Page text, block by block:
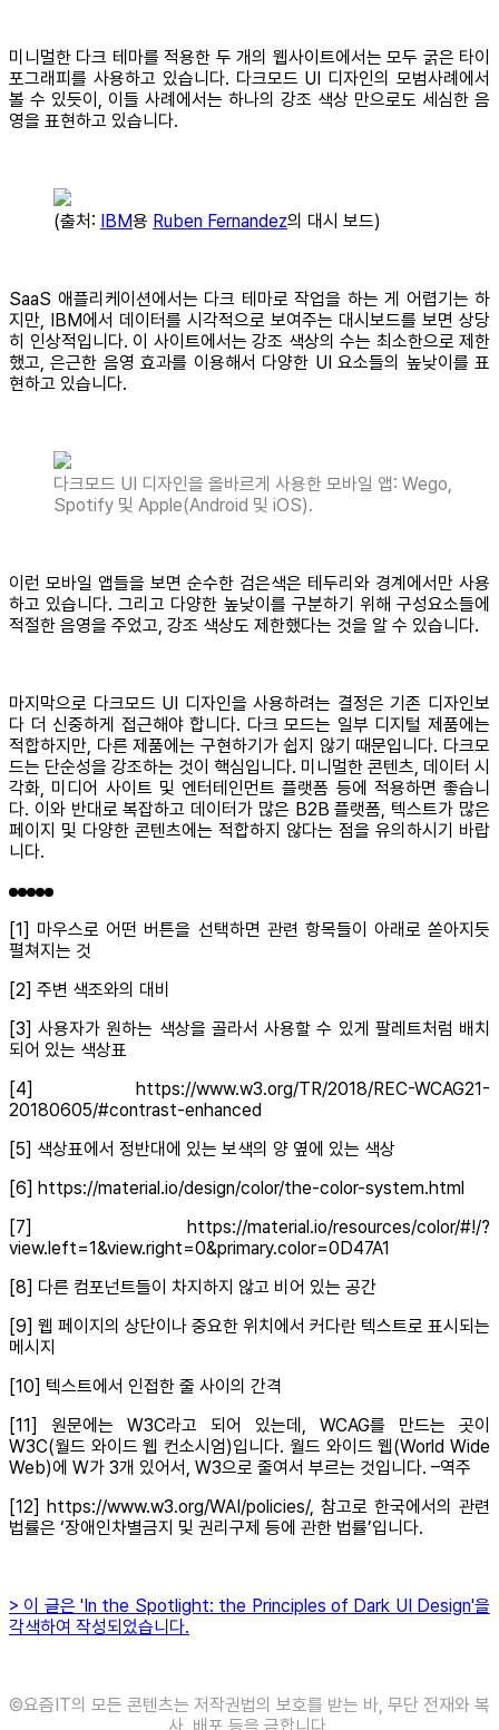
미니멀한 다크 테마를 적용한 두 개의 웹사이트에서는 모두 굵은 타이
포그래피를 사용하고 있습니다. 다크모드 UI 디자인의 모범사례에서
볼 수 있듯이, 이들 사례에서는 하나의 강조 색상 만으로도 세심한 음
영을 표현하고 있습니다.
(출처: IBM용 Ruben Fernandez의 대시 보드)
SaaS 애플리케이션에서는 다크 테마로 작업을 하는 게 어렵기는 하
지만, IBM에서 데이터를 시각적으로 보여주는 대시보드를 보면 상당
히 인상적입니다. 이 사이트에서는 강조 색상의 수는 최소한으로 제한
했고, 은근한 음영 효과를 이용해서 다양한 UI 요소들의 높낮이를 표
현하고 있습니다.
다크모드 UI 디자인을 올바르게 사용한 모바일 앱: Wego,
Spotify 및 Apple(Android 및 iOS).
이런 모바일 앱들을 보면 순수한 검은색은 테두리와 경계에서만 사용
하고 있습니다. 그리고 다양한 높낮이를 구분하기 위해 구성요소들에
적절한 음영을 주었고, 강조 색상도 제한했다는 것을 알 수 있습니다.
마지막으로 다크모드 UI 디자인을 사용하려는 결정은 기존 디자인보
다 더 신중하게 접근해야 합니다. 다크 모드는 일부 디지털 제품에는
적합하지만, 다른 제품에는 구현하기가 쉽지 않기 때문입니다. 다크모
드는 단순성을 강조하는 것이 핵심입니다. 미니멀한 콘텐츠, 데이터 시
각화, 미디어 사이트 및 엔터테인먼트 플랫폼 등에 적용하면 좋습니
다. 이와 반대로 복잡하고 데이터가 많은 B2B 플랫폼, 텍스트가 많은
페이지 및 다양한 콘텐츠에는 적합하지 않다는 점을 유의하시기 바랍
니다.
[1] 마우스로 어떤 버튼을 선택하면 관련 항목들이 아래로 쏟아지듯
펼쳐지는 것
[2] 주변 색조와의 대비
[3] 사용자가 원하는 색상을 골라서 사용할 수 있게 팔레트처럼 배치
되어 있는 색상표
[4] https://www.w3.org/TR/2018/REC-WCAG21-
20180605/#contrast-enhanced
[5] 색상표에서 정반대에 있는 보색의 양 옆에 있는 색상
[6] https://material.io/design/color/the-color-system.html
[7] https://material.io/resources/color/#!/?
view.left=1&view.right=0&primary.color=0D47A1
[8] 다른 컴포넌트들이 차지하지 않고 비어 있는 공간
[9] 웹 페이지의 상단이나 중요한 위치에서 커다란 텍스트로 표시되는
메시지
[10] 텍스트에서 인접한 줄 사이의 간격
[11] 원문에는 W3C라고 되어 있는데, WCAG를 만드는 곳이
W3C(월드 와이드 웹 컨소시엄)입니다. 월드 와이드 웹(World Wide
Web)에 W가 3개 있어서, W3으로 줄여서 부르는 것입니다. –역주
[12] https://www.w3.org/WAI/policies/, 참고로 한국에서의 관련
법률은 ‘장애인차별금지 및 권리구제 등에 관한 법률’입니다.
> 이 글은 'In the Spotlight: the Principles of Dark UI Design'을
각색하여 작성되었습니다.
©️요즘IT의 모든 콘텐츠는 저작권법의 보호를 받는 바, 무단 전재와 복